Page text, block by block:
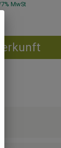
7% MwSt
Herkunft